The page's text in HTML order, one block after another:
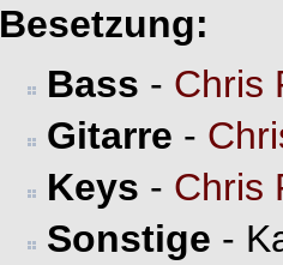
Besetzung:
Bass - Chris
Gitarre -
Keys - Chris
Sonstige -